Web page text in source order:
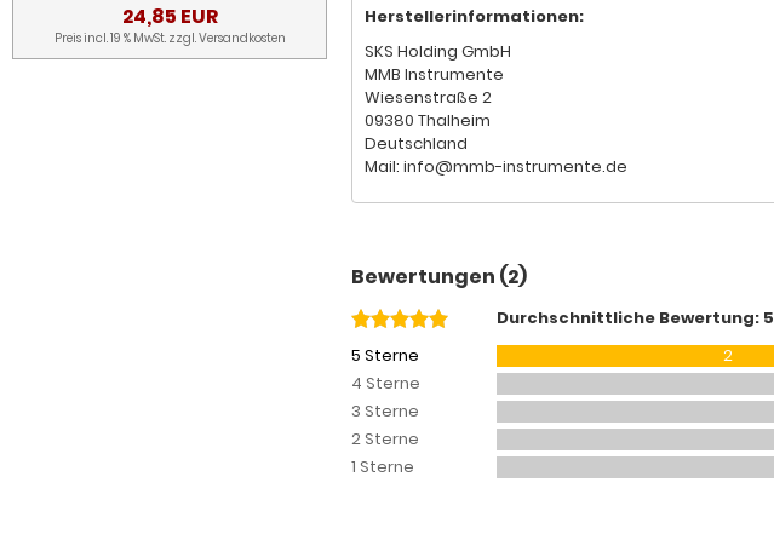
Herstellerinformationen:
SKS Holding GmbH
MMB Instrumente
Wiesenstraße 2
09380 Thalheim
Deutschland
Mail: info@mmb-instrumente.de
Bewertungen (2)
Durchschnittliche Bewertung: 5
5 Sterne
2
4 Sterne
3 Sterne
2 Sterne
1 Sterne
24,85 EUR
Preis incl. 19 % MwSt. zzgl.Versandkosten